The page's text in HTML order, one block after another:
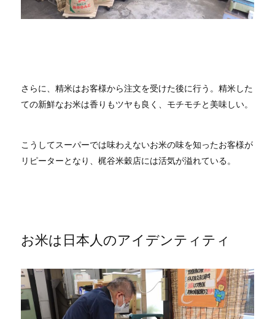
さらに、精米はお客様から注文を受けた後に行う。精米した
ての新鮮なお米は香りもツヤも良く、モチモチと美味しい。
こうしてスーパーでは味わえないお米の味を知ったお客様が
リピーターとなり、梶谷米穀店には活気が溢れている。
お米は日本人のアイデンティティ